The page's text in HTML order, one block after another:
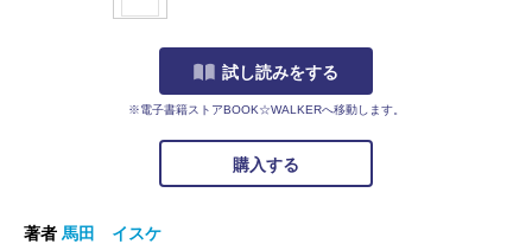
試し読みをする
※電子書籍ストアBOOK☆WALKERへ移動します。
購入する
著者 馬田 イスケ